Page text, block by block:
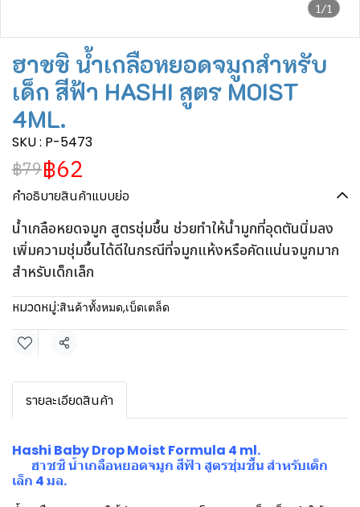
1/1
ฮาชชิ น้ำเกลือหยอดจมูกสำหรับ
เด็ก สีฟ้า HASHI สูตร MOIST
4ML.
SKU : P-5473
฿79฿62
คำอธิบายสินค้าแบบย่อ
น้ำเกลือหยดจมูก สูตรชุ่มชื้น ช่วยทำให้น้ำมูกที่อุดตันนิ่มลง
เพิ่มความชุ่มชื้นได้ดีในกรณีที่จมูกแห้งหรือคัดแน่นจมูกมาก
สำหรับเด็กเล็ก
หมวดหมู่:สินค้าทั้งหมด,เบ็ดเตล็ด
แชร์
รายละเอียดสินค้า
Hashi Baby Drop Moist Formula 4 ml.
ฮาชชิ น้ำเกลือหยอดจมูก สีฟ้า สูตรชุ่มชื้น สำหรับเด็ก
เล็ก 4 มล.